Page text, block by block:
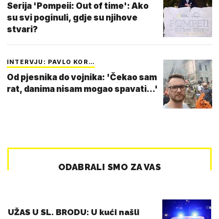
Serija 'Pompeii: Out of time': Ako
su svi poginuli, gdje su njihove
stvari?
INTERVJU: PAVLO KOR…
Od pjesnika do vojnika: 'Čekao sam
rat, danima nisam mogao spavati...'